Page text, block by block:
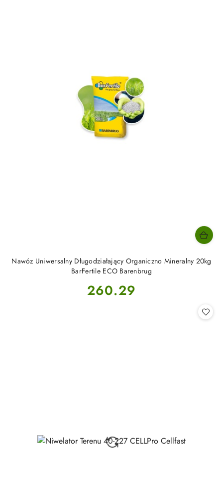
Nawóz Uniwersalny Długodziałający Organiczno Mineralny 20kg
BarFertile ECO Barenbrug
Cena:
260.29